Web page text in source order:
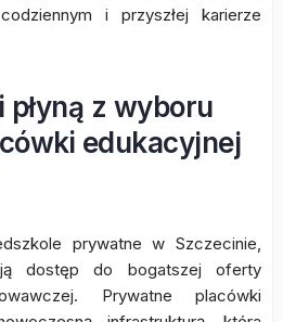
i przyszłej karierze
z wyboru
edukacyjnej
prywatne w Szczecinie,
dostęp do bogatszej oferty
Prywatne placówki